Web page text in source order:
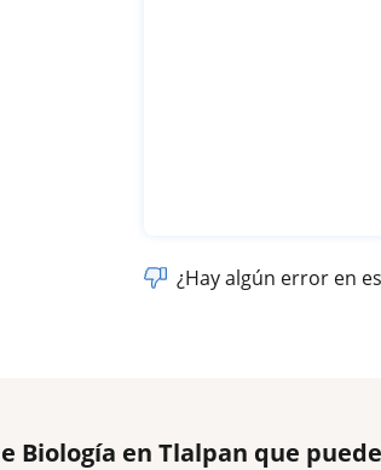
¿Hay algún error en
Biología en Tlalpan que